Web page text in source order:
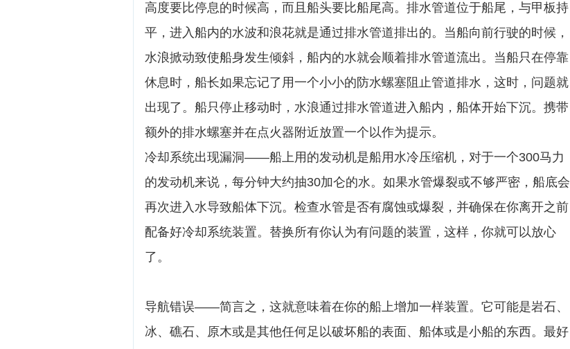
高度要比停息的时候高，而且船头要比船尾高。排水管道位于船尾，与甲板持
平，进入船内的水波和浪花就是通过排水管道排出的。当船向前行驶的时候，
水浪掀动致使船身发生倾斜，船内的水就会顺着排水管道流出。当船只在停靠
休息时，船长如果忘记了用一个小小的防水螺塞阻止管道排水，这时，问题就
出现了。船只停止移动时，水浪通过排水管道进入船内，船体开始下沉。携带
额外的排水螺塞并在点火器附近放置一个以作为提示。
冷却系统出现漏洞——船上用的发动机是船用水冷压缩机，对于一个300马力
的发动机来说，每分钟大约抽30加仑的水。如果水管爆裂或不够严密，船底会
再次进入水导致船体下沉。检查水管是否有腐蚀或爆裂，并确保在你离开之前
配备好冷却系统装置。替换所有你认为有问题的装置，这样，你就可以放心
了。
导航错误——简言之，这就意味着在你的船上增加一样装置。它可能是岩石、
冰、礁石、原木或是其他任何足以破坏船的表面、船体或是小船的东西。最好